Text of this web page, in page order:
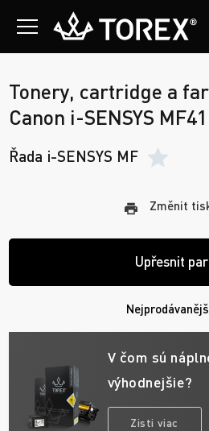
Tonery, cartridge a
Canon i-SENSYS
Řada i-SENSYS MF
Změnit
Upřesnit
V čom sú
výhodnejšie?
Zisti viac